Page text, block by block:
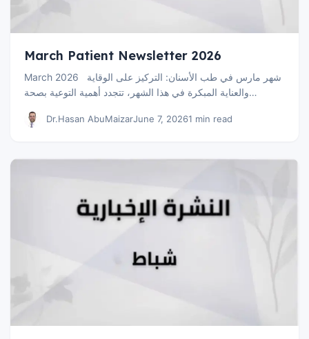
March Patient Newsletter 2026
March 2026 شهر مارس في طب الأسنان: التركيز على الوقاية
والعناية المبكرة في هذا الشهر، تتجدد أهمية التوعية بصحة…
Dr.Hasan AbuMaizarJune 7, 20261 min read